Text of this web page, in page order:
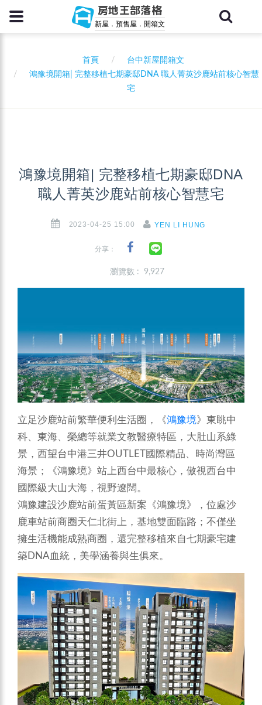
房地王部落格
新屋．預售屋．開箱文
首頁
台中新屋開箱文
鴻豫境開箱| 完整移植七期豪邸DNA 職人菁英沙鹿站前核心智慧
宅
鴻豫境開箱| 完整移植七期豪邸DNA
職人菁英沙鹿站前核心智慧宅
2023-04-25 15:00 YEN LI HUNG
分享：
瀏覽數 : 9,927
立足沙鹿站前繁華便利生活圈，《鴻豫境》東眺中
科、東海、榮總等就業文教醫療特區，大肚山系綠
景，西望台中港三井OUTLET國際精品、時尚灣區
海景；《鴻豫境》站上西台中最核心，傲視西台中
國際級大山大海，視野遼闊。
鴻豫建設沙鹿站前蛋黃區新案《鴻豫境》，位處沙
鹿車站前商圈天仁北街上，基地雙面臨路；不僅坐
擁生活機能成熟商圈，還完整移植來自七期豪宅建
築DNA血統，美學涵養與生俱來。